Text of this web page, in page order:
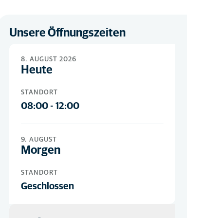
Unsere Öffnungszeiten
8. AUGUST 2026
Heute
STANDORT
08:00- 12:00
9. AUGUST
Morgen
STANDORT
Geschlossen